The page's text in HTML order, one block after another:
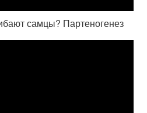
самцы? Партеногенез